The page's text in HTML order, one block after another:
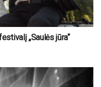
„Saulės jūra“